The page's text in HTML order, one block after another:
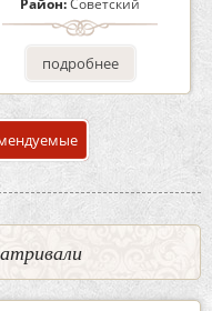
Район:Советский
подробнее